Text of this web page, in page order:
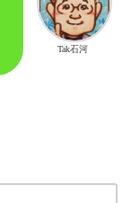
Tak石河